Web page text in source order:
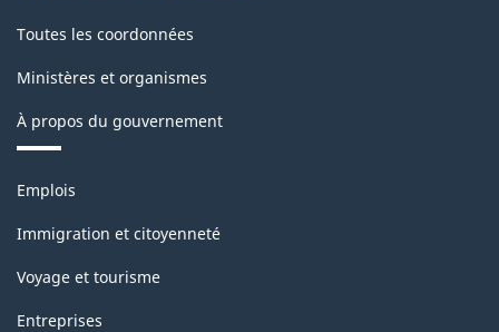
Toutes les coordonnées
Ministères et organismes
À propos du gouvernement
Thèmes
sujets
Emplois
Immigration et citoyenneté
Voyage et tourisme
Entreprises